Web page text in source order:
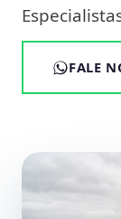
FALE